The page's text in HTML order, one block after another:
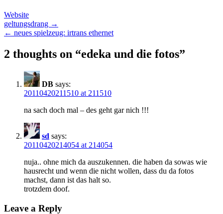
Website
Post
navigation
geltungsdrang →
← neues spielzeug: irtrans ethernet
2 thoughts on “edeka und die fotos”
DB says:
20110420211510 at 211510
na sach doch mal – des geht gar nich !!!
sd says:
20110420214054 at 214054
nuja.. ohne mich da auszukennen. die haben da sowas wie
hausrecht und wenn die nicht wollen, dass du da fotos
machst, dann ist das halt so.
trotzdem doof.
Leave a Reply